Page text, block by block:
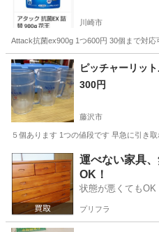
川崎市
Attack抗菌ex900g 1つ600円 30個まで対
神奈川 川崎市 洗濯用品
ピッチャーリッ
300円
藤沢市
５個あります 1つの値段です 早急に引き
神奈川 藤沢市 食器
運べない家具
OK！
状態が悪くても
プリフラ